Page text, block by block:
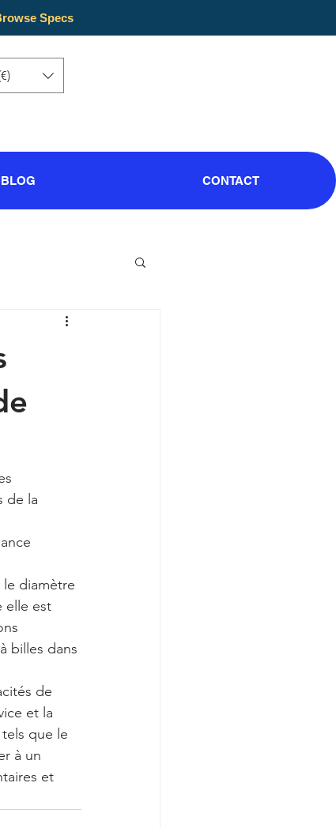
BLOG CONTACT
de la
diamètre
elle est
billes dans
de
et la
que le
à un
et
Specs